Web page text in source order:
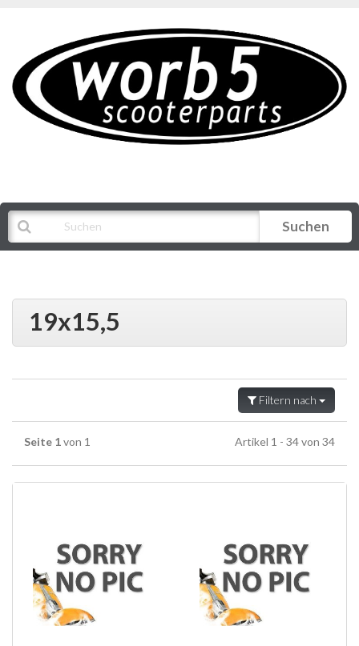
Suchen
19x15,5
Filtern nach
Seite 1von 1 Artikel 1 - 34 von 34